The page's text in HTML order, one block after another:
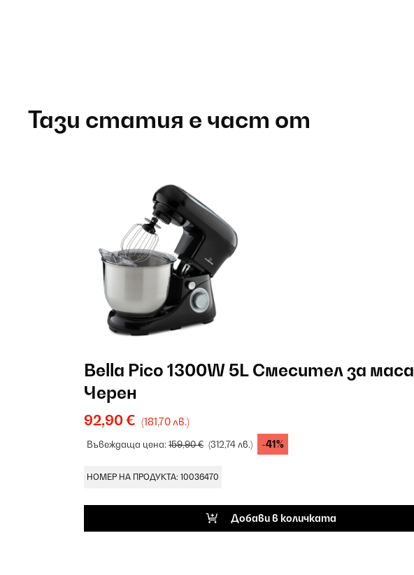
Тази статия е част от
Bella Pico 1300W 5L Смесител за маса
Черен
92,90 € (181,70 лв.)
Въвеждаща цена:159,90 € (312,74 лв.) -41%
НОМЕР НА ПРОДУКТА: 10036470
Добави в количката